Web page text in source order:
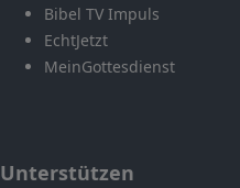
Bibel TV Impuls
EchtJetzt
MeinGottesdienst
Unterstützen